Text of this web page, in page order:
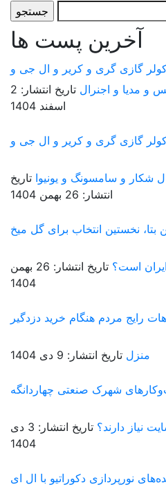
آخرین پست ها
گری و کریر و ال جی و
و اجنرال
تاریخ انتشار: 2
گری و کریر و ال جی و
و سامسونگ و یونیوا تاریخ
انتشار: 26 بهمن 1404
انتخاب برای گل میخ
تاریخ انتشار: 26 بهمن
مردم هنگام خرید دزدگیر
تاریخ انتشار: 9 دی 1404
شهرک صنعتی چهاردانگه
دارند؟
تاریخ انتشار: 3 دی
دکوراتیو با ال ای